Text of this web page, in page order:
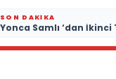
SON DAKIKA